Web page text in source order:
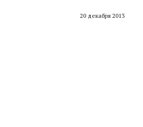
20 декабря 2013